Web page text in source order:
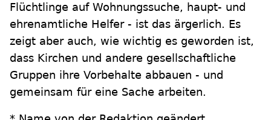
Flüchtlinge auf Wohnungssuche, haupt- und
ehrenamtliche Helfer - ist das ärgerlich. Es
zeigt aber auch, wie wichtig es geworden ist,
dass Kirchen und andere gesellschaftliche
Gruppen ihre Vorbehalte abbauen - und
gemeinsam für eine Sache arbeiten.